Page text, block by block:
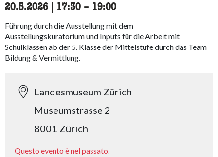
20.5.2026 17:30 accessibility.time_to
– 19:00
Führung durch die Ausstellung mit dem
Ausstellungskuratorium und Inputs für die Arbeit mit
Schulklassen ab der 5. Klasse der Mittelstufe durch das Team
Bildung & Vermittlung.
Landesmuseum Zürich
Museumstrasse 2
8001 Zürich
Questo evento è nel passato.